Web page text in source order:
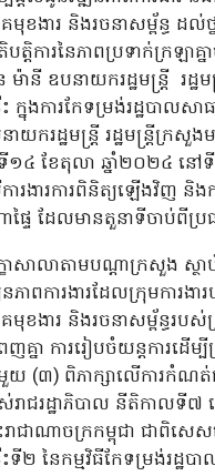
គមុខងារ និងរចនាសម្ព័ន្ធ ដ
បត្តិការនៃភាពប្រទាក់ក្រឡ
ានី ឧបនាយករដ្ឋមន្ត្រី រដ្ឋ
ះ ក្នុងការកែទម្រង់រដ្ឋបា
ាយករដ្ឋ​​មន្ត្រី រដ្ឋមន្ត្រីក្រ
ទី១៤ ខែតុលា ឆ្នាំ២០២៤ នៅទី
ារងារការពិនិត្យឡើងវិញ និង
ផ្ទៃ ដែលមានតួនាទីចាប់ពីប្
ាសាលាតាមបណ្តាក្រសួង ស្ថ
នភាពការងារដែលក្រុមការងា
គមុខងារ និងរចនាសម្ព័ន្ធរប
ញគ្នា ការរៀបចំយន្តការដើម្
យ (៣) ពិភាក្សាលើការកំណត់
រាជរដ្ឋាភិបាល នីតិកាលទី៧
រាជាណាចក្រកម្ពុជា ជាពិសេ
ះទី២ នៃកម្មវិធីកែទម្រង់រដ្ឋប